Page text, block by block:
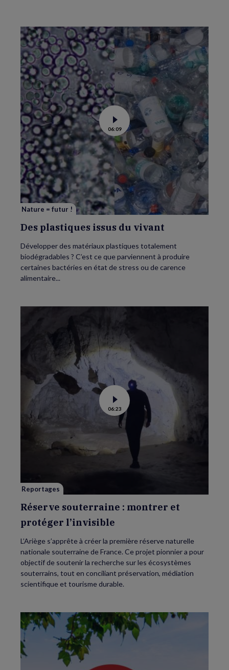
Voir
la
vidéo
de
Des
plastiques
du
vivant
06:09
Nature = futur !
Des plastiques issus du vivant
Développer des matériaux plastiques totalement
biodégradables ? C’est ce que parviennent à produire
certaines bactéries en état de stress ou de carence
alimentaire...
Voir
la
vidéo
de
Réserve
souterraine
montrer
et
protéger
06:23
Reportages
Réserve souterraine : montrer et
protéger l’invisible
L’Ariège s’apprête à créer la première réserve naturelle
nationale souterraine de France. Ce projet pionnier a pour
objectif de soutenir la recherche sur les écosystèmes
souterrains, tout en conciliant préservation, médiation
scientifique et tourisme durable.